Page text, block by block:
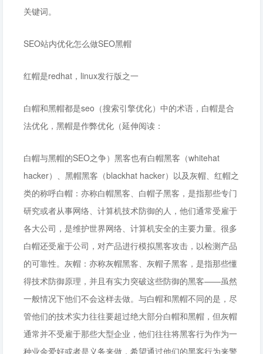
关键词。
SEO站内优化怎么做SEO黑帽
红帽是redhat，linux发行版之一
白帽和黑帽都是seo（搜索引擎优化）中的术语，白帽是合
法优化，黑帽是作弊优化（延伸阅读：
白帽与黑帽的SEO之争）黑客也有白帽黑客（whitehat
hacker）、黑帽黑客（blackhat hacker）以及灰帽、红帽之
类的称呼白帽：亦称白帽黑客、白帽子黑客，是指那些专门
研究或者从事网络、计算机技术防御的人，他们通常受雇于
各大公司，是维护世界网络、计算机安全的主要力量。很多
白帽还受雇于公司，对产品进行模拟黑客攻击，以检测产品
的可靠性。灰帽：亦称灰帽黑客、灰帽子黑客，是指那些懂
得技术防御原理，并且有实力突破这些防御的黑客——虽然
一般情况下他们不会这样去做。与白帽和黑帽不同的是，尽
管他们的技术实力往往要超过绝大部分白帽和黑帽，但灰帽
通常并不受雇于那些大型企业，他们往往将黑客行为作为一
种业余爱好或者是义务来做，希望通过他们的黑客行为来警